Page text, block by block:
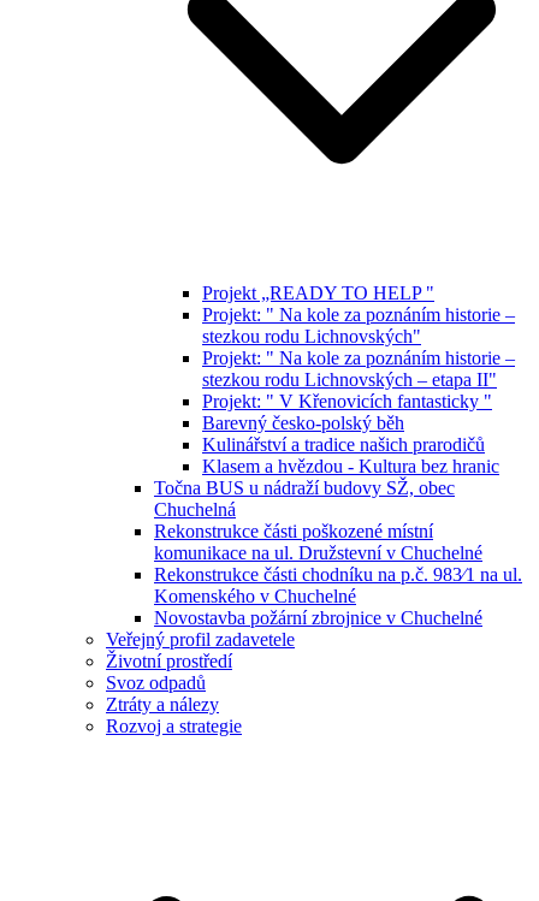
Projekt „READY TO HELP "
Projekt: " Na kole za poznáním historie –
stezkou rodu Lichnovských"
Projekt: " Na kole za poznáním historie –
stezkou rodu Lichnovských – etapa II"
Projekt: " V Křenovicích fantasticky "
Barevný česko-polský běh
Kulinářství a tradice našich prarodičů
Klasem a hvězdou - Kultura bez hranic
Točna BUS u nádraží budovy SŽ, obec
Chuchelná
Rekonstrukce části poškozené místní
komunikace na ul. Družstevní v Chuchelné
Rekonstrukce části chodníku na p.č. 983⁄1 na ul.
Komenského v Chuchelné
Novostavba požární zbrojnice v Chuchelné
Veřejný profil zadavetele
Životní prostředí
Svoz odpadů
Ztráty a nálezy
Rozvoj a strategie